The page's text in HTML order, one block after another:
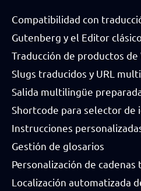
Compatibilidad con
Gutenberg y el Editor
Traducción de productos
Slugs traducidos y URL
Salida multilingüe
Shortcode para selector de
Instrucciones
Gestión de glosarios
Personalización de cadenas
Localización automatizada